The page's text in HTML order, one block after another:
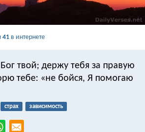
41 в интернете
твой; держу тебя за правую
тебе: «не бойся, Я помогаю
страх зависимость